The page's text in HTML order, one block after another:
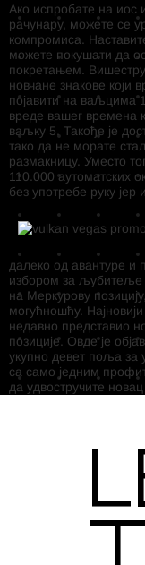
Ако испробате на иос
рачунару, можете се
компромиса.
можете покушати да
покретањем.
новчане знакове
појавити на ваљцима
вреде вашег времена
ваљку 5. Такође је
тако да не морате
размакницу. Уместо
110.000 аутоматских
без употребе руку јер
далеко од авантуре и
избором за љубитеље
на Меркурову
могућношћу.
недавно представио
позиције. Овде је
укупно девет поља за
са само једним
да удвостручите